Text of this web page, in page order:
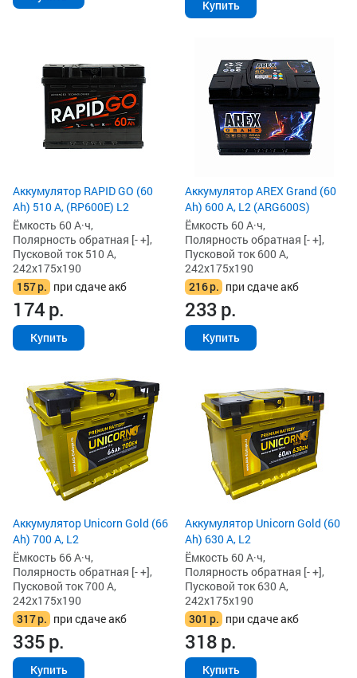
Купить
Аккумулятор RAPID GO (60
Ah) 510 А, (RP600E) L2
Ёмкость 60 А·ч,
Полярность обратная [- +],
Пусковой ток 510 А,
242x175x190
157р. при сдаче акб
174р.
Купить
Аккумулятор AREX Grand (60
Ah) 600 А, L2 (ARG600S)
Ёмкость 60 А·ч,
Полярность обратная [- +],
Пусковой ток 600 А,
242x175x190
216р. при сдаче акб
233р.
Купить
Аккумулятор Unicorn Gold (66
Ah) 700 А, L2
Ёмкость 66 А·ч,
Полярность обратная [- +],
Пусковой ток 700 А,
242x175x190
317р. при сдаче акб
335р.
Купить
Аккумулятор Unicorn Gold (60
Ah) 630 А, L2
Ёмкость 60 А·ч,
Полярность обратная [- +],
Пусковой ток 630 А,
242x175x190
301 р. при сдаче акб
318р.
Купить